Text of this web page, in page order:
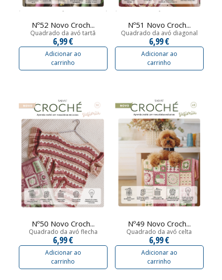
Nº52 Novo Croch...
Quadrado da avó tartã
6,99 €
Adicionar ao
carrinho
Nº51 Novo Croch...
Quadrado da avó diagonal
6,99 €
Adicionar ao
carrinho
Nº50 Novo Croch...
Quadrado da avó flecha
6,99 €
Adicionar ao
carrinho
Nº49 Novo Croch...
Quadrado da avó celta
6,99 €
Adicionar ao
carrinho